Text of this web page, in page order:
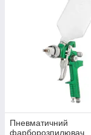
Пневматичний
фарборозпилювач